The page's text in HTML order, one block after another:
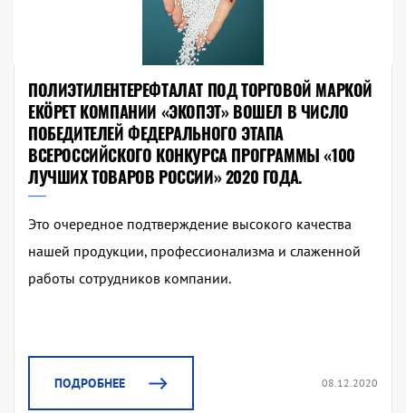
ПОЛИЭТИЛЕНТЕРЕФТАЛАТ ПОД ТОРГОВОЙ МАРКОЙ
EKÖPET КОМПАНИИ «ЭКОПЭТ» ВОШЕЛ В ЧИСЛО
ПОБЕДИТЕЛЕЙ ФЕДЕРАЛЬНОГО ЭТАПА
ВСЕРОССИЙСКОГО КОНКУРСА ПРОГРАММЫ «100
ЛУЧШИХ ТОВАРОВ РОССИИ» 2020 ГОДА.
Это очередное подтверждение высокого качества
нашей продукции, профессионализма и слаженной
работы сотрудников компании.
ПОДРОБНЕЕ 08.12.2020